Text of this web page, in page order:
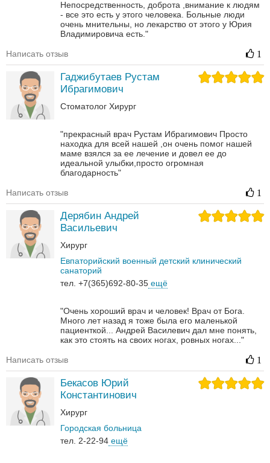
Непосредственность, доброта ,внимание к людям
- все это есть у этого человека. Больные люди
очень мнительны, но лекарство от этого у Юрия
Владимировича есть."
Написать отзыв 1
Гаджибутаев Рустам
Ибрагимович
Стоматолог Хирург
"прекрасный врач Рустам Ибрагимович Просто
находка для всей нашей ,он очень помог нашей
маме взялся за ее лечение и довел ее до
идеальной улыбки,просто огромная
благодарность"
Написать отзыв 1
Дерябин Андрей
Васильевич
Хирург
Евпаторийский военный детский клинический
санаторий
тел. +7(365)692-80-35 ещё
"Очень хороший врач и человек! Врач от Бога.
Много лет назад я тоже была его маленькой
пациенткой... Андрей Василевич дал мне понять,
как это стоять на своих ногах, ровных ногах..."
Написать отзыв 1
Бекасов Юрий
Константинович
Хирург
Городская больница
тел. 2-22-94 ещё